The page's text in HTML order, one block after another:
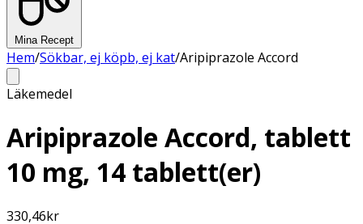
Mina Recept
Hem/Sökbar, ej köpb, ej kat/Aripiprazole Accord
Läkemedel
Aripiprazole Accord, tablett
10 mg, 14 tablett(er)
330,46kr